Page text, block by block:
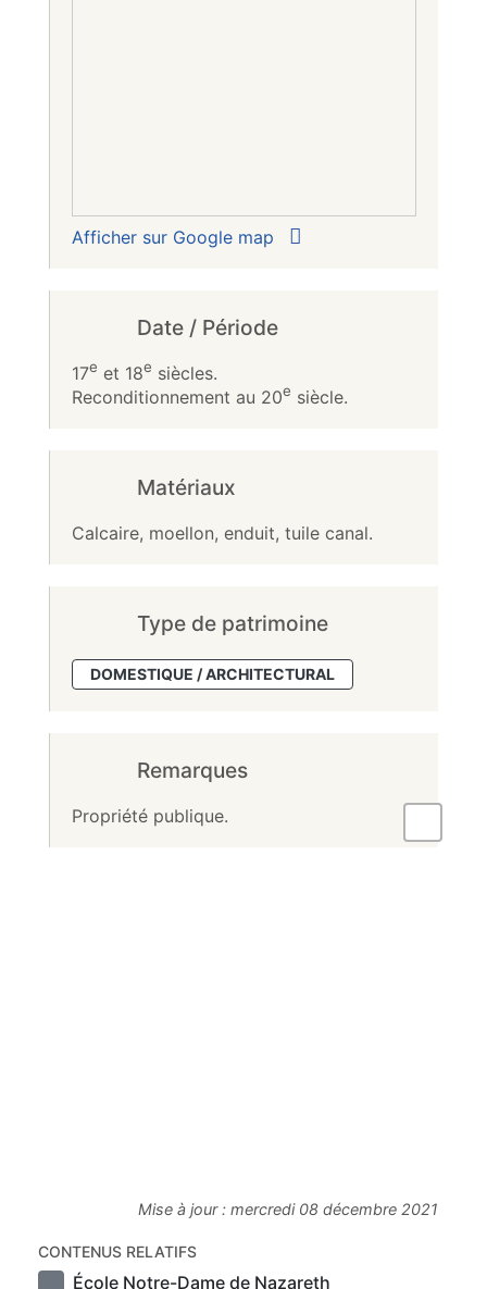
Afficher sur Google map
Date / Période
17e et 18e siècles.
Reconditionnement au 20e siècle.
Matériaux
Calcaire, moellon, enduit, tuile canal.
Type de patrimoine
DOMESTIQUE / ARCHITECTURAL
Remarques
Propriété publique.
Mise à jour : mercredi 08 décembre 2021
CONTENUS RELATIFS
École Notre-Dame de Nazareth